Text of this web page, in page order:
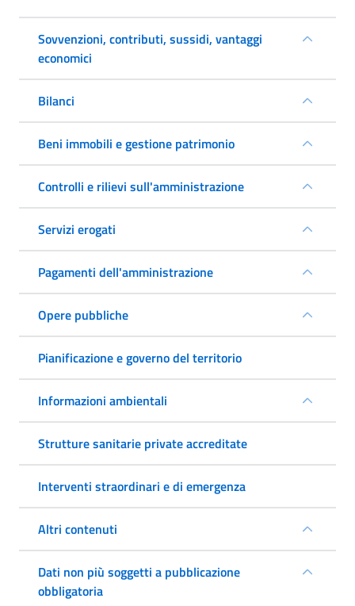
Sovvenzioni, contributi, sussidi, vantaggi
economici
Bilanci
Beni immobili e gestione patrimonio
Controlli e rilievi sull'amministrazione
Servizi erogati
Pagamenti dell'amministrazione
Opere pubbliche
Pianificazione e governo del territorio
Informazioni ambientali
Strutture sanitarie private accreditate
Interventi straordinari e di emergenza
Altri contenuti
Dati non più soggetti a pubblicazione
obbligatoria